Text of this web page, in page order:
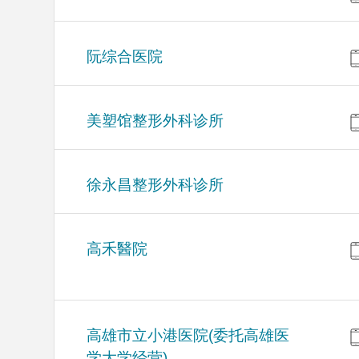
阮综合医院
美塑馆整形外科诊所
徐永昌整形外科诊所
高禾醫院
高雄市立小港医院(委托高雄医